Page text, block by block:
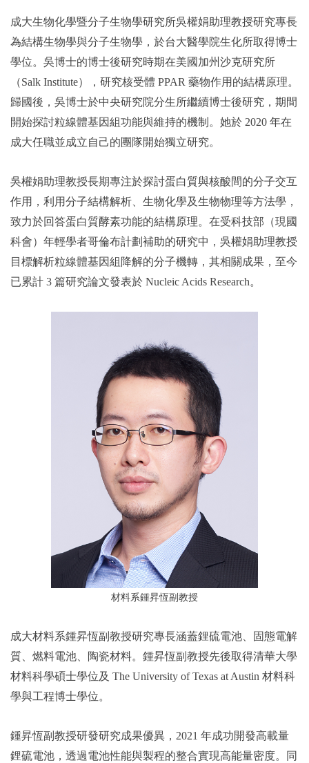
成大生物化學暨分子生物學研究所吳權娟助理教授研究專長
為結構生物學與分子生物學，於台大醫學院生化所取得博士
學位。吳博士的博士後研究時期在美國加州沙克研究所
（Salk Institute），研究核受體 PPAR 藥物作用的結構原理。
歸國後，吳博士於中央研究院分生所繼續博士後研究，期間
開始探討粒線體基因組功能與維持的機制。她於 2020 年在
成大任職並成立自己的團隊開始獨立研究。
吳權娟助理教授長期專注於探討蛋白質與核酸間的分子交互
作用，利用分子結構解析、生物化學及生物物理等方法學，
致力於回答蛋白質酵素功能的結構原理。在受科技部（現國
科會）年輕學者哥倫布計劃補助的研究中，吳權娟助理教授
目標解析粒線體基因組降解的分子機轉，其相關成果，至今
已累計 3 篇研究論文發表於 Nucleic Acids Research。
材料系鍾昇恆副教授
成大材料系鍾昇恆副教授研究專長涵蓋鋰硫電池、固態電解
質、燃料電池、陶瓷材料。鍾昇恆副教授先後取得清華大學
材料科學碩士學位及 The University of Texas at Austin 材料科
學與工程博士學位。
鍾昇恆副教授研發研究成果優異，2021 年成功開發高載量
鋰硫電池，透過電池性能與製程的整合實現高能量密度。同